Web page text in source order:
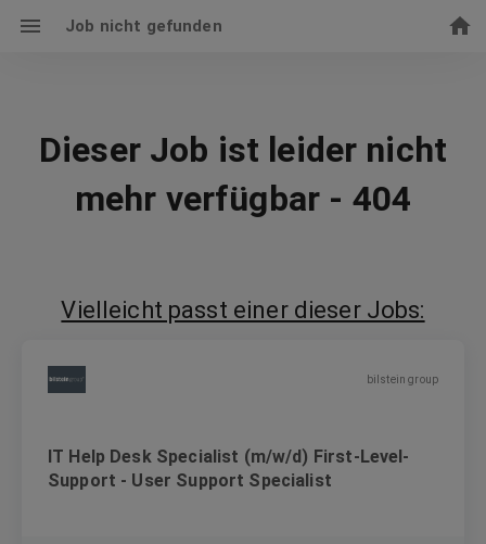
Job nicht gefunden
Dieser Job ist leider nicht
mehr verfügbar - 404
Vielleicht passt einer dieser Jobs:
bilstein group
IT Help Desk Specialist (m/w/d) First-Level-
Support - User Support Specialist